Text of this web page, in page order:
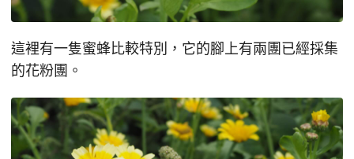
這裡有一隻蜜蜂比較特別，它的腳上有兩團已經採集
的花粉團。